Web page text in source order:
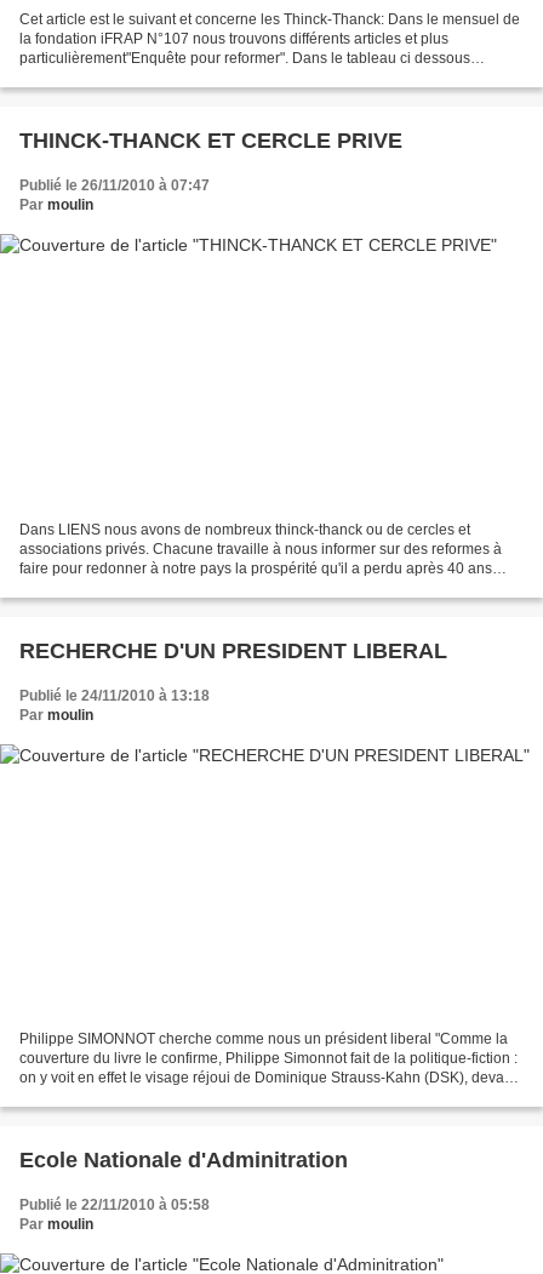
Cet article est le suivant et concerne les Thinck-Thanck: Dans le mensuel de
la fondation iFRAP N°107 nous trouvons différents articles et plus
particulièrement"Enquête pour reformer". Dans le tableau ci dessous
THINCK-THANCK ET CERCLE PRIVE
Publié le 26/11/2010 à 07:47
Par moulin
Dans LIENS nous avons de nombreux thinck-thanck ou de cercles et
associations privés. Chacune travaille à nous informer sur des reformes à
faire pour redonner à notre pays la prospérité qu'il a perdu après 40 ans
RECHERCHE D'UN PRESIDENT LIBERAL
Publié le 24/11/2010 à 13:18
Par moulin
Philippe SIMONNOT cherche comme nous un président liberal "Comme la
couverture du livre le confirme, Philippe Simonnot fait de la politique-fiction :
on y voit en effet le visage réjoui de Dominique Strauss-Kahn (DSK), devant
Ecole Nationale d'Adminitration
Publié le 22/11/2010 à 05:58
Par moulin